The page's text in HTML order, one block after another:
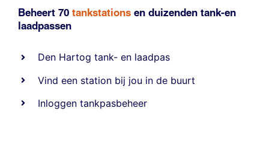
Beheert 70 tankstations en duizenden tank-en
laadpassen
Den Hartog tank- en laadpas
Vind een station bij jou in de buurt
Inloggen tankpasbeheer